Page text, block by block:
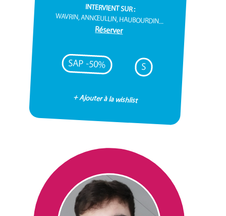
INTERVIENT SUR :
WAVRIN, ANNŒULLIN, HAUBOURDIN...
Réserver
SAP -50% S
+ Ajouter à la wishlist